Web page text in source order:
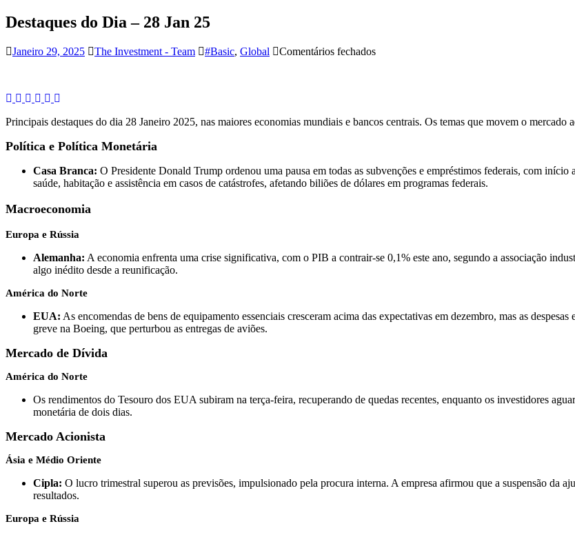
Destaques do Dia – 28 Jan 25
Janeiro 29, 2025 The Investment - Team #Basic, Global Comentários fechadosem
Jan
Principais destaques do dia 28 Janeiro 2025, nas maiores economias mundiais e bancos centrais. Os temas que movem o
Política e Política Monetária
Casa Branca: O Presidente Donald Trump ordenou uma pausa em todas as subvenções e empréstimos federais, com
saúde, habitação e assistência em casos de catástrofes, afetando biliões de dólares em programas federais.
Macroeconomia
Europa e Rússia
Alemanha: A economia enfrenta uma crise significativa, com o PIB a contrair-se 0,1% este ano, segundo a associação
algo inédito desde a reunificação.
América do Norte
EUA: As encomendas de bens de equipamento essenciais cresceram acima das expectativas em dezembro, mas as
greve na Boeing, que perturbou as entregas de aviões.
Mercado de Dívida
América do Norte
Os rendimentos do Tesouro dos EUA subiram na terça-feira, recuperando de quedas recentes, enquanto os investidores
monetária de dois dias.
Mercado Acionista
Ásia e Médio Oriente
Cipla: O lucro trimestral superou as previsões, impulsionado pela procura interna. A empresa afirmou que a suspensão da
resultados.
Europa e Rússia